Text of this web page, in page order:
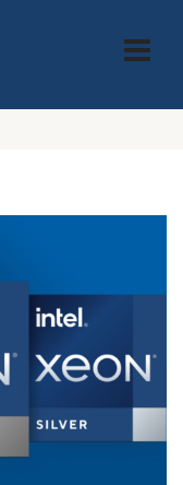
Xeon